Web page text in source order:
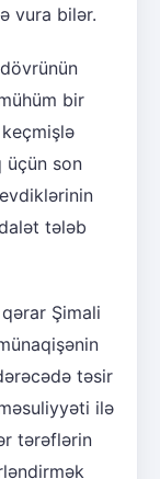
vura bilər.
bir
keçmişlə
üçün son
tələb
Şimali
təsir
ilə
tərəflərin